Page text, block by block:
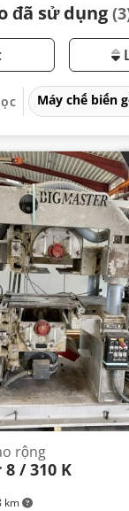
đã sử dụng
Máy chế biến
km
rộng
/ 310 K